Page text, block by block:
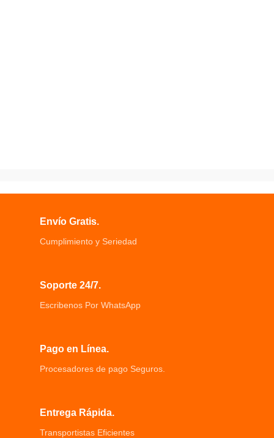
Envío Gratis.
Cumplimiento y Seriedad
Soporte 24/7.
Escribenos Por WhatsApp
Pago en Línea.
Procesadores de pago Seguros.
Entrega Rápida.
Transportistas Eficientes